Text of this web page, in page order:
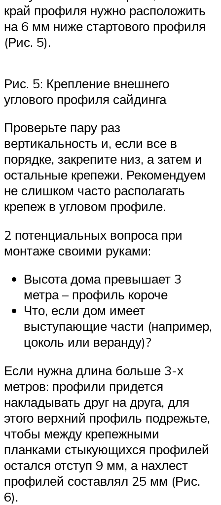
край профиля нужно расположить
на 6 мм ниже стартового профиля
(Рис. 5).
Рис. 5: Крепление внешнего
углового профиля сайдинга
Проверьте пару раз
вертикальность и, если все в
порядке, закрепите низ, а затем и
остальные крепежи. Рекомендуем
не слишком часто располагать
крепеж в угловом профиле.
2 потенциальных вопроса при
монтаже своими руками:
Высота дома превышает 3
метра – профиль короче
Что, если дом имеет
выступающие части (например,
цоколь или веранду)?
Если нужна длина больше 3-х
метров: профили придется
накладывать друг на друга, для
этого верхний профиль подрежьте,
чтобы между крепежными
планками стыкующихся профилей
остался отступ 9 мм, а нахлест
профилей составлял 25 мм (Рис.
6).